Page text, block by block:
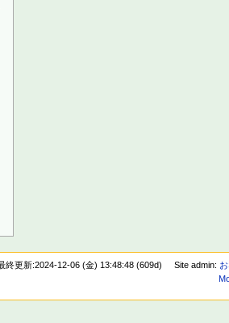
終更新:2024-12-06 (金) 13:48:48 (609d) Site admin: